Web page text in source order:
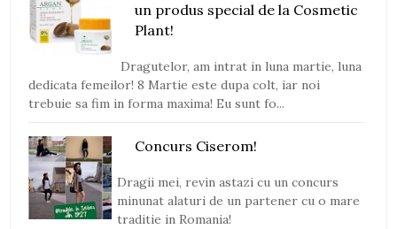
un produs special de la Cosmetic
Plant!
Dragutelor, am intrat in luna martie, luna
dedicata femeilor! 8 Martie este dupa colt, iar noi
trebuie sa fim in forma maxima! Eu sunt fo...
Concurs Ciserom!
Dragii mei, revin astazi cu un concurs
minunat alaturi de un partener cu o mare
traditie in Romania!